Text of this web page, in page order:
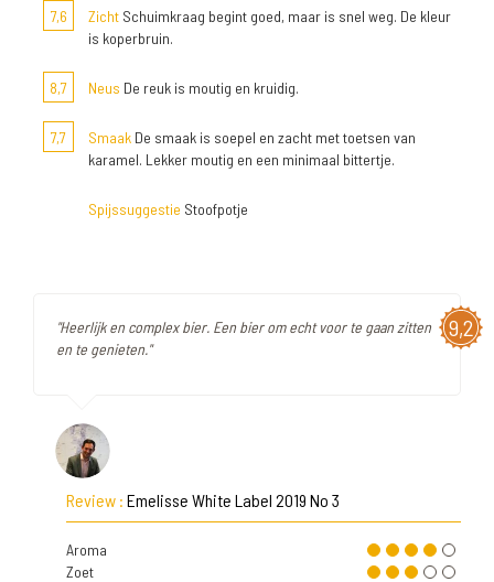
7,6
Zicht Schuimkraag begint goed, maar is snel weg. De kleur
is koperbruin.
8,7 Neus De reuk is moutig en kruidig.
7,7 Smaak De smaak is soepel en zacht met toetsen van
karamel. Lekker moutig en een minimaal bittertje.
Spijssuggestie Stoofpotje
9,2
"Heerlijk en complex bier. Een bier om echt voor te gaan zitten
en te genieten."
Review : Emelisse White Label 2019 No 3
Aroma
Zoet